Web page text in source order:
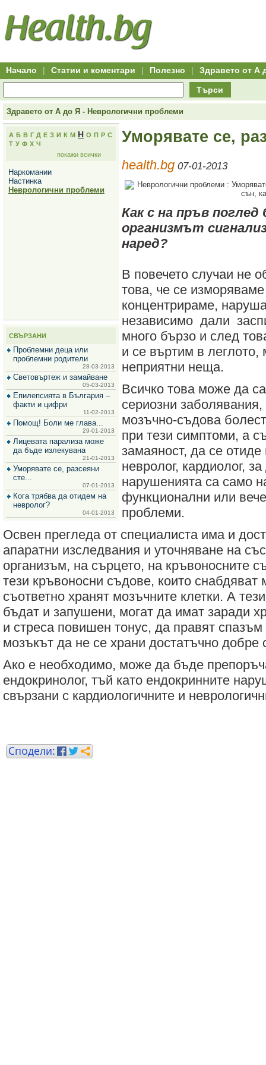
Всички
офети
за
Hitro.bg
Всички
оферти
Hitro.bg
оферти
Hitro.bg
във
всички
оферти
пазаруване
изгодни
оферти
50+
начало
Клуб
Начало | Статии и коментари | Полезно | Здравето от А
Търси
Здравето от А до Я - Неврологични проблеми
А Б В Г Д Е З И К М Н О П Р С
Т У Ф Х Ч
покажи всички
Наркомании
Настинка
Неврологични проблеми
СВЪРЗАНИ
Проблемни деца или
проблемни родители
28-03-2013
Световъртеж и замайване
05-03-2013
Епилепсията в България –
факти и цифри
11-02-2013
Помощ! Боли ме глава...
29-01-2013
Лицевата парализа може
да бъде излекувана
21-01-2013
Уморявате се, разсеяни
сте...
07-01-2013
Кога трябва да отидем на
невролог?
04-01-2013
Уморявате се,
health.bg 07-01-2013
Как с на пръв поглед
организмът
наред?
В повечето случаи не
това, че се
концентрираме,
независимо дали
много бързо и след
и се въртим в леглото,
неприятни неща.
Всичко това може да
сериозни
мозъчно-съдова
при тези симптоми, а
замаяност, да се
невролог, кардиолог,
нарушенията са само
функционални или
проблеми.
Освен прегледа от специалиста има и
апаратни изследвания и уточняване на
организъм, на сърцето, на кръвоносните
тези кръвоносни съдове, които снабдяват
съответно хранят мозъчните клетки. А
бъдат и запушени, могат да имат заради
и стреса повишен тонус, да правят спазъм
мозъкът да не се храни достатъчно добре
Ако е необходимо, може да бъде
ендокринолог, тъй като ендокринните
свързани с кардиологичните и